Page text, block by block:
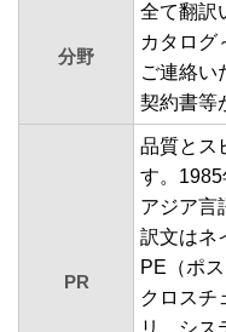
分野
全て翻訳
カタログ
ご連絡い
契約書等
PR
品質とス
す。
アジア言
訳文はネ
PE（ポ
クロスチ
リ、シス